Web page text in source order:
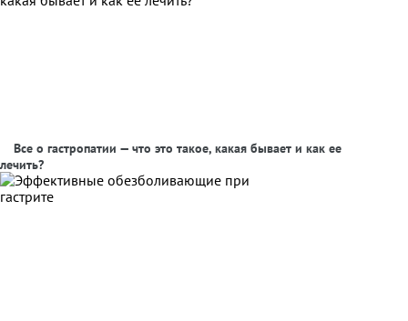
Все о гастропатии — что это такое, какая бывает и как ее
лечить?